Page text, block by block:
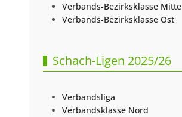
Verbands-Bezirksklasse Mitte
Verbands-Bezirksklasse Ost
Schach-Ligen 2025/26
Verbandsliga
Verbandsklasse Nord